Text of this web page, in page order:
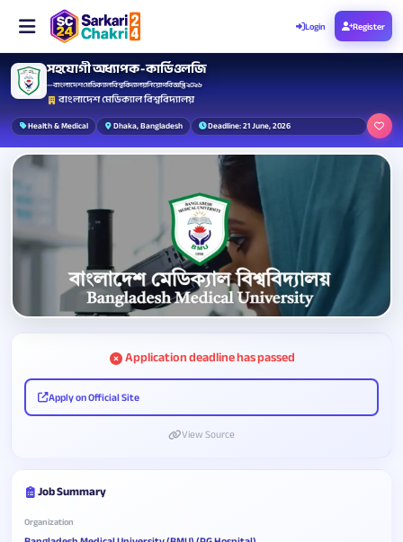
Login Register
সহযোগী অধ্যাপক - কার্ডিওলজি
— বাংলাদেশ মেডিক্যাল বিশ্ববিদ্যালয় নিয়োগ বিজ্ঞপ্তি ২০২৬
বাংলাদেশ মেডিক্যাল বিশ্ববিদ্যালয়
Health & Medical Dhaka, Bangladesh Deadline: 21 June, 2026
Application deadline has passed
Apply on Official Site
View Source
Job Summary
Organization